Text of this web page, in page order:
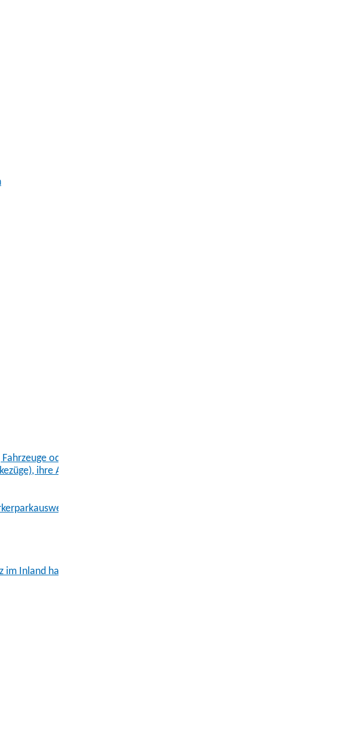
oder Fahrzeugkombinationen nach § 70 StVZO beantragen
ihre Anhänger, Arbeitsmaschinen (z.B. Gabelstapler, Mähdrescher)
im Inland hatten